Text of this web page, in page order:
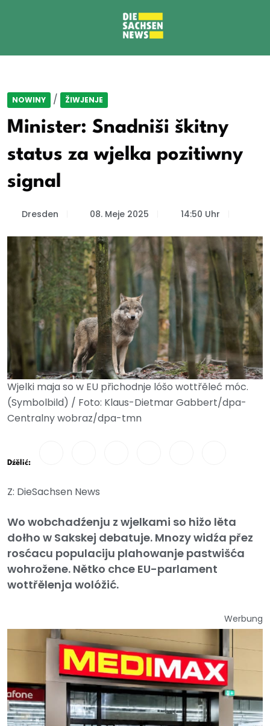
NOWINY / ŽIWJENJE
Minister: Snadniši škitny
status za wjelka pozitiwny
signal
Dresden 08. Meje 2025 14:50 Uhr
Wjelki maja so w EU přichodnje lóšo wottřěleć móc.
(Symbolbild) / Foto: Klaus-Dietmar Gabbert/dpa-
Centralny wobraz/dpa-tmn
Dźělić:
Z: DieSachsen News
Wo wobchadźenju z wjelkami so hižo lěta
dołho w Sakskej debatuje. Mnozy widźa přez
rosćacu populaciju plahowanje pastwišća
wohrožene. Nětko chce EU-parlament
wottřělenja wolóžić.
Werbung